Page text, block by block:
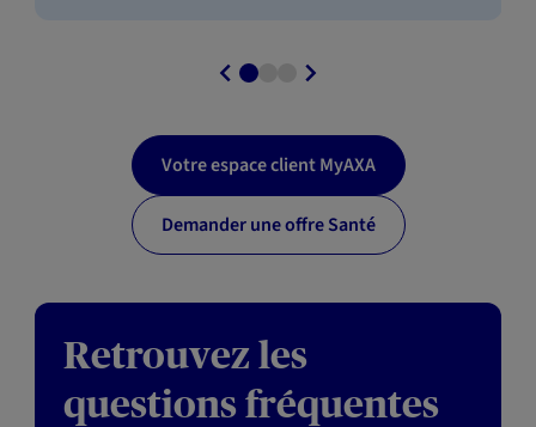
Votre espace client MyAXA
Demander une offre Santé
Retrouvez les
questions fréquentes